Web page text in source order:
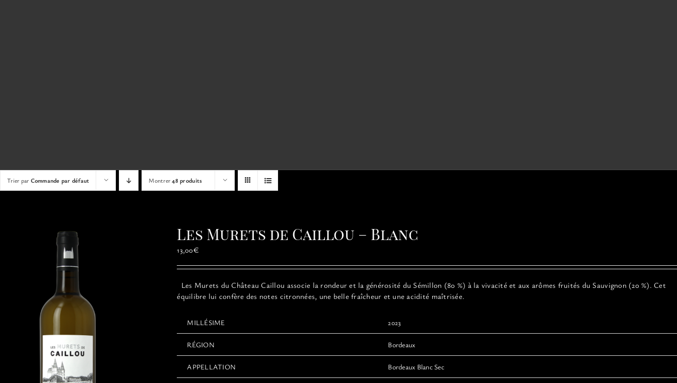
Trier parCommande par défaut Montrer48 produits
Les Murets de Caillou – Blanc
13,00€
Les Murets du Château Caillou associe la rondeur et la générosité du Sémillon (80 %) à la vivacité et aux arômes fruités du Sauvignon (20 %). Cet
équilibre lui confère des notes citronnées, une belle fraîcheur et une acidité maîtrisée.
MILLÉSIME 2023
RÉGION Bordeaux
APPELLATION Bordeaux Blanc Sec